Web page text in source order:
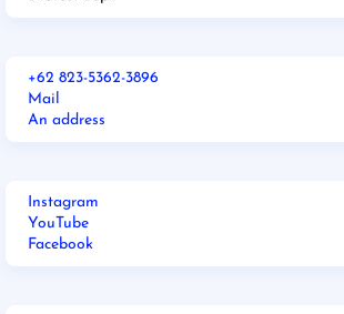
+62 823-5362-3896
Mail
An address
Instagram
YouTube
Facebook